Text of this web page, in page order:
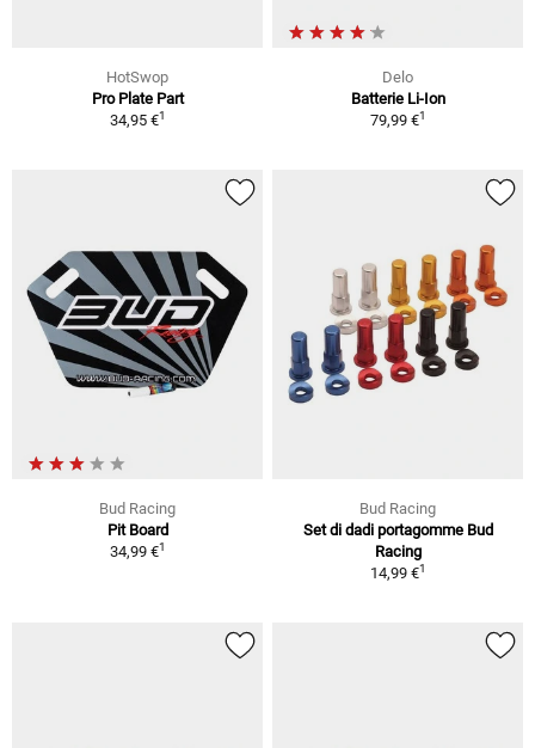
HotSwop
Pro Plate Part
34,95 €1
Delo
Batterie Li-Ion
79,99 €1
Bud Racing
Pit Board
34,99 €1
Bud Racing
Set di dadi portagomme Bud
Racing
14,99 €1